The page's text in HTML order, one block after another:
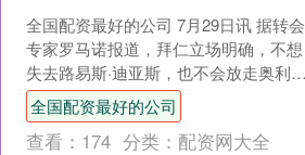
全国配资最好的公司 7月29日讯 据转会
专家罗马诺报道，拜仁立场明确，不想
失去路易斯·迪亚斯，也不会放走奥利
塞，他们相信，凭借凭借凯恩、奥利塞
和迪亚斯组成的三叉....
全国配资最好的公司
查看： 174 分类： 配资网大全